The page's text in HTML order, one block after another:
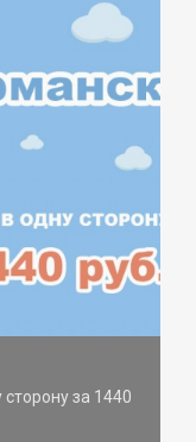
за 1440